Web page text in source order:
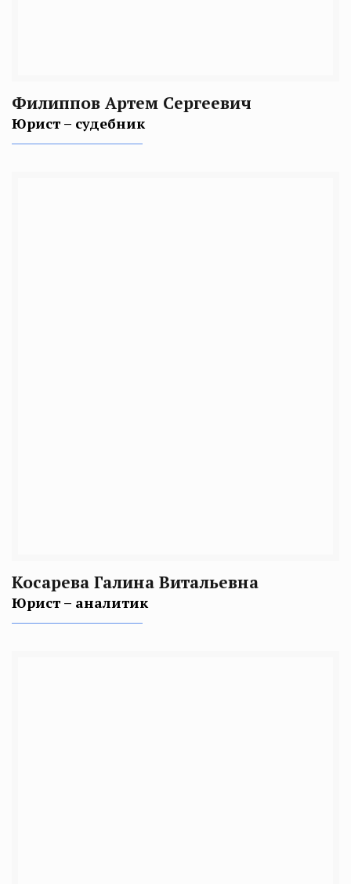
Филиппов Артем Сергеевич
Юрист – судебник
Косарева Галина Витальевна
Юрист – аналитик